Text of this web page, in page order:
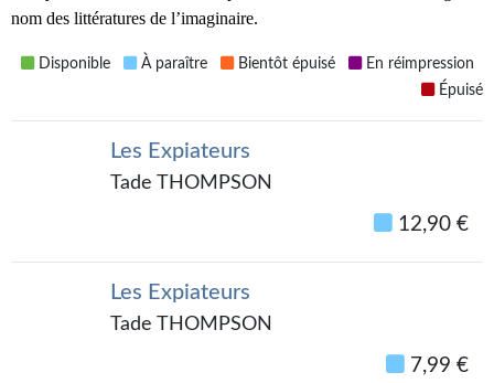
NUMÉRIQUE
Romans et recueils
nom des littératures de l’imaginaire.
Disponible À paraître Bientôt épuisé
En réimpression
Épuisé
Les Expiateurs
Tade THOMPSON
12,90 €
Les Expiateurs
Tade THOMPSON
7,99 €